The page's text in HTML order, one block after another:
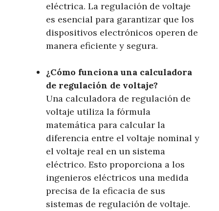
eléctrica. La regulación de voltaje
es esencial para garantizar que los
dispositivos electrónicos operen de
manera eficiente y segura.
¿Cómo funciona una calculadora
de regulación de voltaje?
Una calculadora de regulación de
voltaje utiliza la fórmula
matemática para calcular la
diferencia entre el voltaje nominal y
el voltaje real en un sistema
eléctrico. Esto proporciona a los
ingenieros eléctricos una medida
precisa de la eficacia de sus
sistemas de regulación de voltaje.